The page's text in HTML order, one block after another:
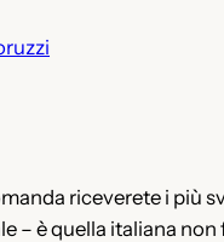
riceverete i più
– è quella italiana